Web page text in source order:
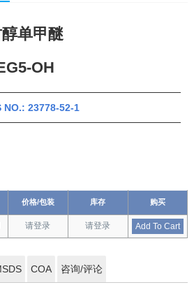
单甲醚
OH
23778-52-1
价格/包装 库存 购买
请登录 请登录 Add To Cart
COA 咨询/评论